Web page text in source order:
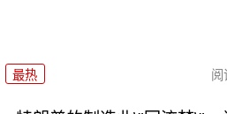
最热 阅